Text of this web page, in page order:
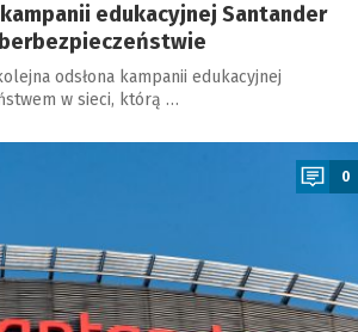
edukacyjnej Santander
odsłona kampanii edukacyjnej
w sieci, którą …
0